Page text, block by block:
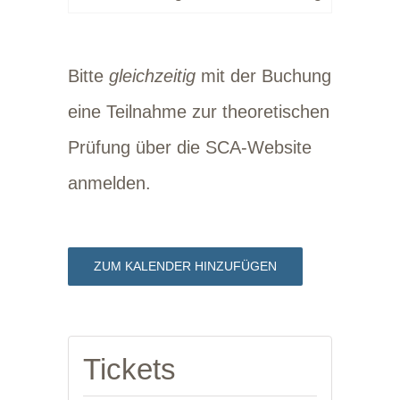
Bittegleichzeitig mit der Buchung
eine Teilnahme zur theoretischen
Prüfung über die SCA-Website
anmelden.
ZUM KALENDER HINZUFÜGEN
Tickets